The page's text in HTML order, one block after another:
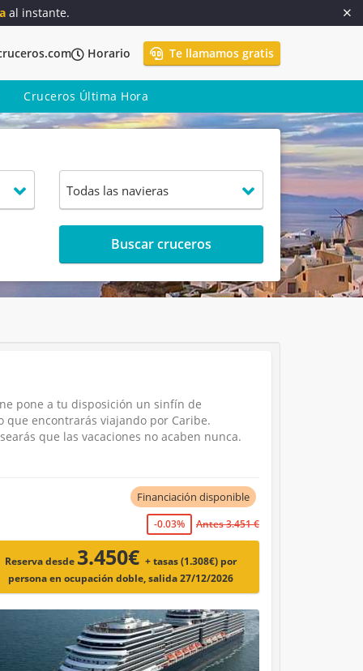
al instante.
Horario Te llamamos gratis
Cruceros Última Hora
Buscar cruceros
pone a tu disposición un sinfín de
encontrarás viajando por Caribe.
que las vacaciones no acaben nunca.
Financiación disponible
-0.03% Antes 3.451 €
Reserva desde 3.450€ + tasas (1.308€) por
persona en ocupación doble, salida 27/12/2026